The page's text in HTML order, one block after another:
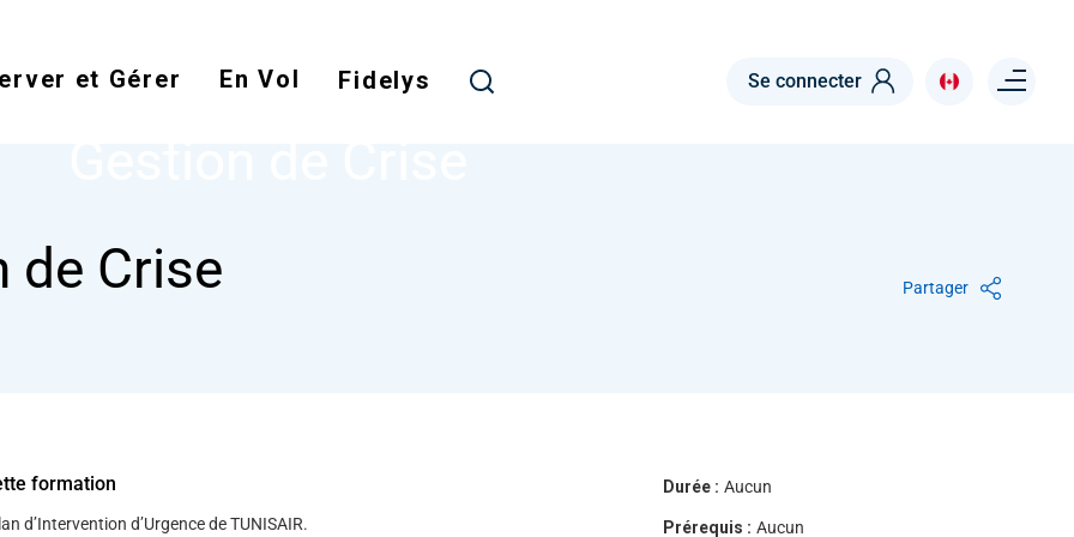
main
et Gérer En Vol Fidelys Se connecter Menu right
NODE GESTION DE CRISE
de Crise Partager
formation
d’Intervention d’Urgence de TUNISAIR.
Durée : Aucun
Prérequis : Aucun